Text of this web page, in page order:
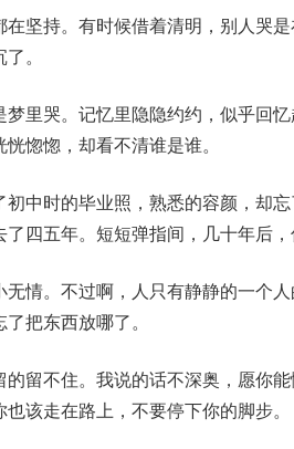
持。有时候借着清明，别人哭是
。
哭。记忆里隐隐约约，似乎回忆
惚惚，却看不清谁是谁。
时的毕业照，熟悉的容颜，却忘
四五年。短短弹指间，几十年后，
。不过啊，人只有静静的一个人
把东西放哪了。
不住。我说的话不深奥，愿你能
该走在路上，不要停下你的脚步。